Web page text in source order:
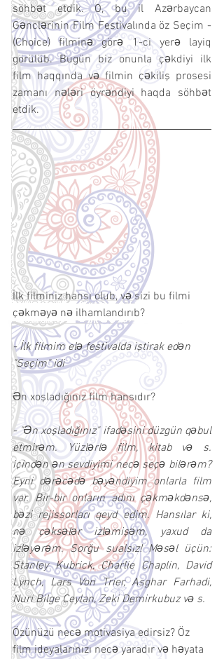
söhbət etdik. O, bu il Azərbaycan
Gənclərinin Film Festivalında öz Seçim -
(Choice) filminə görə 1-ci yerə layiq
görülüb. Bugün biz onunla çəkdiyi ilk
film haqqında və filmin çəkiliş prosesi
zamanı nələri öyrəndiyi haqda söhbət
etdik.
İlk filminiz hansı olub, və sizi bu filmi
çəkməyə nə ilhamlandırıb?
- İlk filmim elə festivalda iştirak edən
"Seçim" idi
Ən xoşladığınız film hansıdır?
- "Ən xoşladığınız" ifadəsini düzgün qəbul
etmirəm. Yüzlərlə film, kitab və s.
içindən ən sevdiyimi necə seçə bilərəm?
Eyni dərəcədə bəyəndiyim onlarla film
var. Bir-bir onların adını çəkməkdənsə,
bəzi rejissorları qeyd edim. Hansılar ki,
nə çəksələr izləmişəm, yaxud da
izləyərəm. Sorğu sualsız! Məsəl üçün:
Stanley Kubrick, Charlie Chaplin, David
Lynch, Lars Von Trier, Asghar Farhadi,
Nuri Bilge Ceylan, Zeki Demirkubuz və s.
Özünüzü necə motivasiya edirsiz? Öz
film ideyalarınızı necə yaradır və həyata